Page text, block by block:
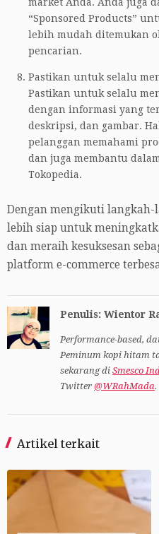
“Sponsored Products”
lebih mudah ditemukan
pencarian.
Pastikan untuk selalu
Pastikan untuk selalu
dengan informasi yang
deskripsi, dan gambar.
pelanggan memahami
dan juga membantu
Tokopedia.
Dengan mengikuti langkah-
lebih siap untuk
dan meraih kesuksesan
platform e-commerce
Penulis: Wientor
Performance-based,
Peminum kopi hitam
sekarang di Smesco
Twitter @WRahMada.
Artikel terkait